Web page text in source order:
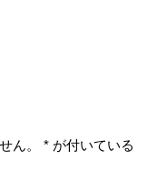
ん。
* が付いている